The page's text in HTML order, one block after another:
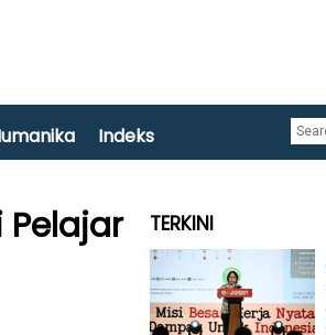
Indeks
Pelajar
TERKINI